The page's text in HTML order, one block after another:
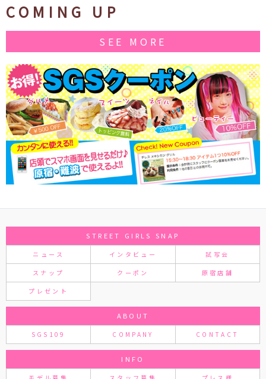
COMING UP
SEE MORE
STREET GIRLS SNAP
ニュース インタビュー 試写会
スナップ クーポン 原宿店舗
プレゼント
ABOUT
SGS109 COMPANY CONTACT
INFO